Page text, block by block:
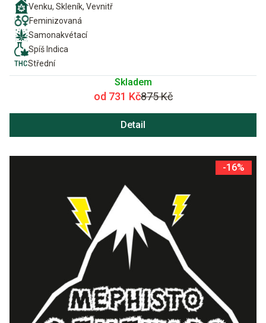
Venku, Skleník, Vevnitř
Feminizovaná
Samonakvétací
Spíš Indica
Střední
Skladem
od 731 Kč875 Kč
Detail
-16%